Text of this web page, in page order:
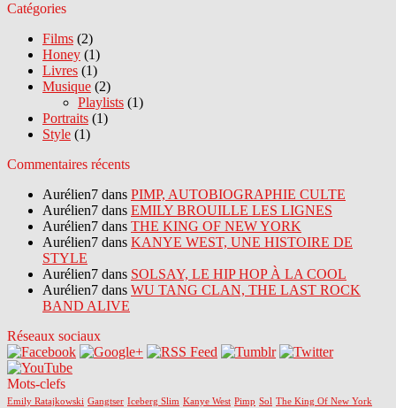
Catégories
Films (2)
Honey (1)
Livres (1)
Musique (2)
Playlists (1)
Portraits (1)
Style (1)
Commentaires récents
Aurélien7 dans PIMP, AUTOBIOGRAPHIE CULTE
Aurélien7 dans EMILY BROUILLE LES LIGNES
Aurélien7 dans THE KING OF NEW YORK
Aurélien7 dans KANYE WEST, UNE HISTOIRE DE
STYLE
Aurélien7 dans SOLSAY, LE HIP HOP À LA COOL
Aurélien7 dans WU TANG CLAN, THE LAST ROCK
BAND ALIVE
Réseaux sociaux
Mots-clefs
Emily Ratajkowski Gangtser Iceberg Slim Kanye West Pimp Sol The King Of New York